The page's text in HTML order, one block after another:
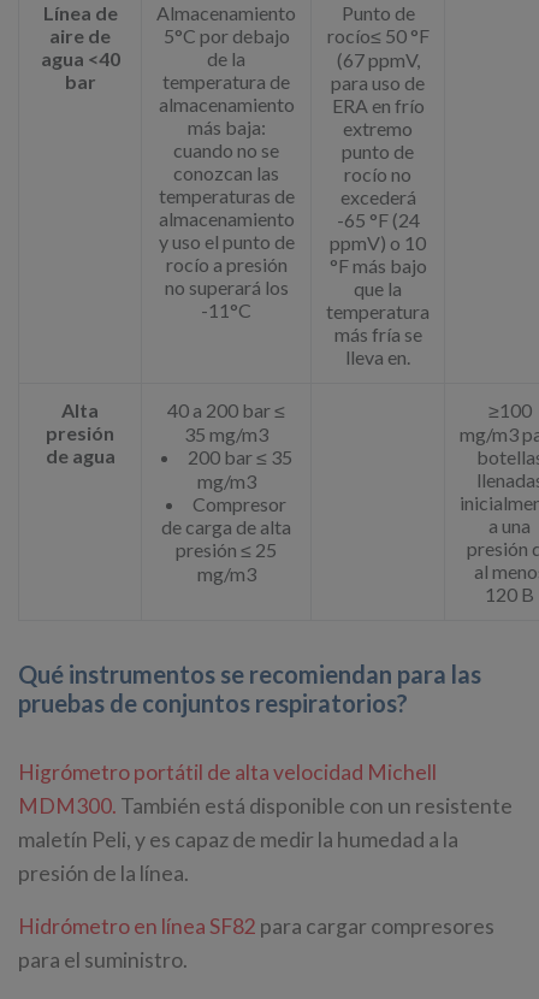
Línea de
aire de
agua <40
bar
Almacenamiento
5°C por debajo
de la
temperatura de
almacenamiento
más baja:
cuando no se
conozcan las
temperaturas de
almacenamiento
y uso el punto de
rocío a presión
no superará los
-11°C
Punto de
rocío≤ 50 °F
(67 ppmV,
para uso de
ERA en frío
extremo
punto de
rocío no
excederá
-65 °F (24
ppmV) o 10
°F más bajo
que la
temperatura
más fría se
lleva en.
Alta
presión
de agua
40 a 200 bar ≤
35 mg/m3
200 bar ≤ 35
mg/m3
Compresor
de carga de alta
presión ≤ 25
mg/m3
≥100
mg/m3
a una
presión
al
120 B
Qué instrumentos se recomiendan para las
pruebas de conjuntos respiratorios?
Higrómetro portátil de alta velocidad Michell
MDM300. También está disponible con un resistente
maletín Peli, y es capaz de medir la humedad a la
presión de la línea.
Hidrómetro en línea SF82 para cargar compresores
para el suministro.